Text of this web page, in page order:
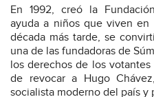
En 1992, creó la
ayuda a niños que viven en
década más tarde, se
una de las fundadoras de
los derechos de los
de revocar a Hugo
socialista moderno del país y